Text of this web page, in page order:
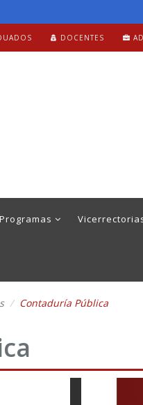
DOCENTES
Programas
Contaduría Pública